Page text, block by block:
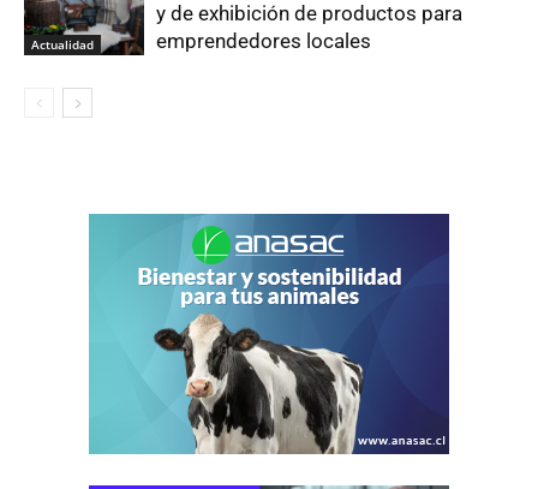
Actualidad
y de exhibición de productos para
emprendedores locales